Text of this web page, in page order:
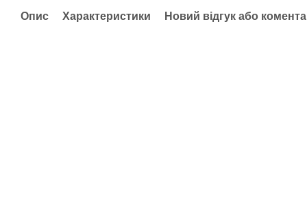
Опис Характеристики Новий відгук або